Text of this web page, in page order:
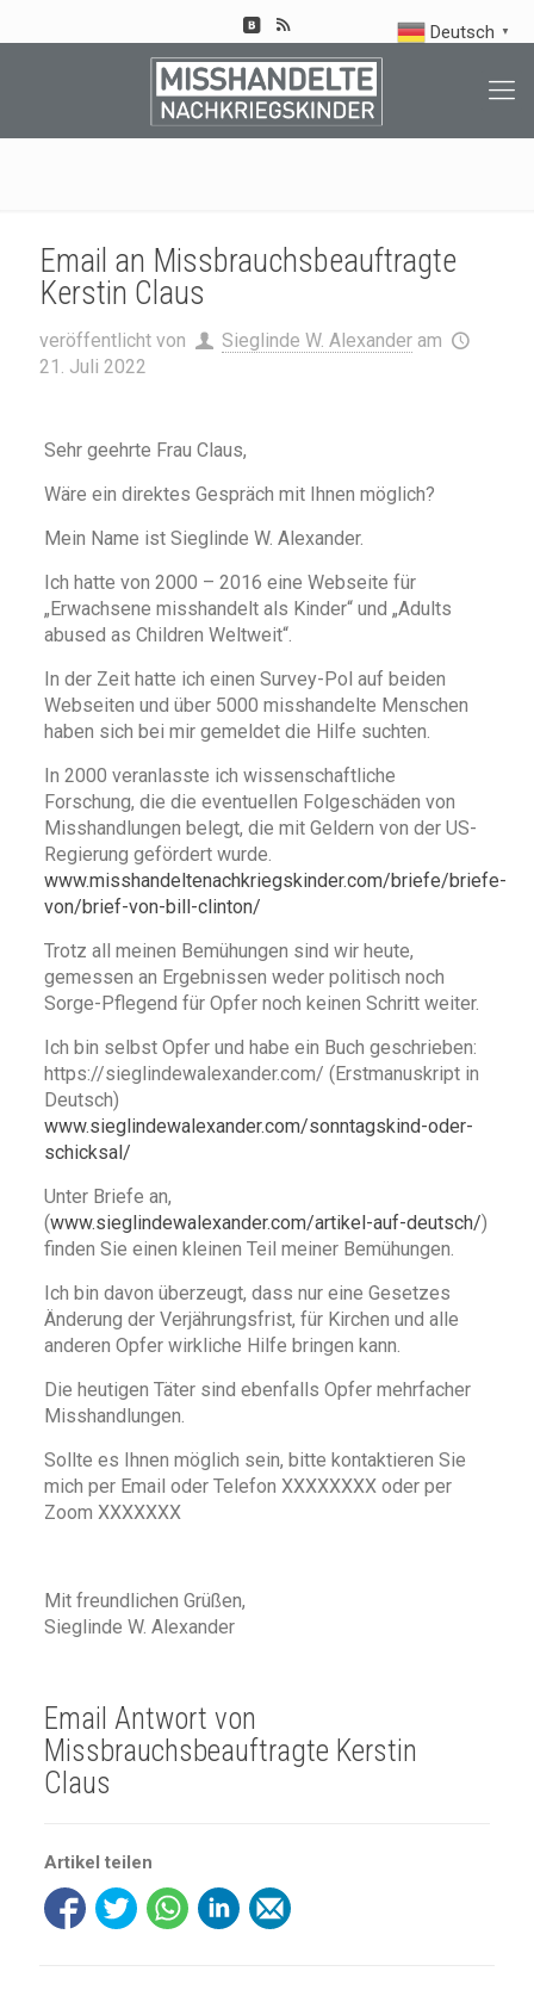
Email an Missbrauchsbeauftragte
Kerstin Claus
veröffentlicht von Sieglinde W. Alexander am
21. Juli 2022
Sehr geehrte Frau Claus,
Wäre ein direktes Gespräch mit Ihnen möglich?
Mein Name ist Sieglinde W. Alexander.
Ich hatte von 2000 – 2016 eine Webseite für
„Erwachsene misshandelt als Kinder“ und „Adults
abused as Children Weltweit“.
In der Zeit hatte ich einen Survey-Pol auf beiden
Webseiten und über 5000 misshandelte Menschen
haben sich bei mir gemeldet die Hilfe suchten.
In 2000 veranlasste ich wissenschaftliche
Forschung, die die eventuellen Folgeschäden von
Misshandlungen belegt, die mit Geldern von der US-
Regierung gefördert wurde.
www.misshandeltenachkriegskinder.com/briefe/briefe-
von/brief-von-bill-clinton/
Trotz all meinen Bemühungen sind wir heute,
gemessen an Ergebnissen weder politisch noch
Sorge-Pflegend für Opfer noch keinen Schritt weiter.
Ich bin selbst Opfer und habe ein Buch geschrieben:
https://sieglindewalexander.com/ (Erstmanuskript in
Deutsch)
www.sieglindewalexander.com/sonntagskind-oder-
schicksal/
Unter Briefe an,
(www.sieglindewalexander.com/artikel-auf-deutsch/)
finden Sie einen kleinen Teil meiner Bemühungen.
Ich bin davon überzeugt, dass nur eine Gesetzes
Änderung der Verjährungsfrist, für Kirchen und alle
anderen Opfer wirkliche Hilfe bringen kann.
Die heutigen Täter sind ebenfalls Opfer mehrfacher
Misshandlungen.
Sollte es Ihnen möglich sein, bitte kontaktieren Sie
mich per Email oder Telefon XXXXXXXX oder per
Zoom XXXXXXX
Mit freundlichen Grüßen,
Sieglinde W. Alexander
Email Antwort von
Missbrauchsbeauftragte Kerstin
Claus
Artikel teilen
Deutsch ▼